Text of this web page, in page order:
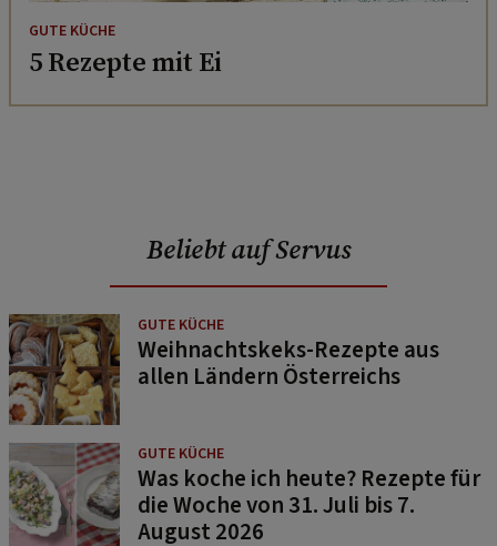
GUTE KÜCHE
5 Rezepte mit Ei
Beliebt auf Servus
GUTE KÜCHE
Weihnachtskeks-Rezepte aus
allen Ländern Österreichs
GUTE KÜCHE
Was koche ich heute? Rezepte für
die Woche von 31. Juli bis 7.
August 2026